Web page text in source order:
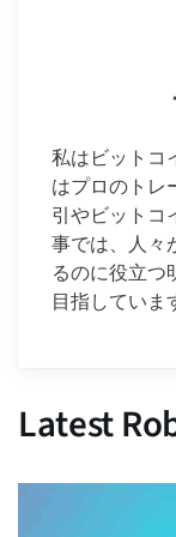
私はビットコ
はプロのトレ
引やビットコ
事では、人々
るのに役立つ
目指していま
Latest